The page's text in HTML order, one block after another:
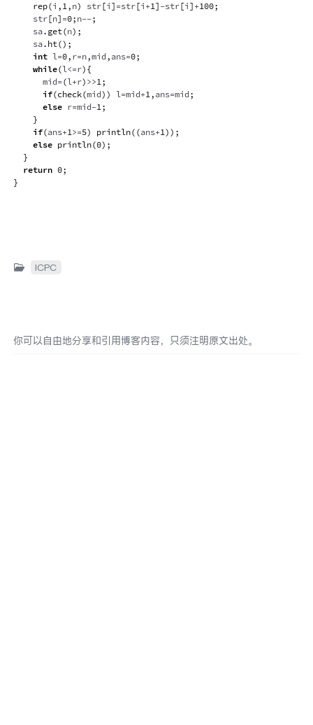
rep(i , 1, n) str[i ] =str[i +1] -str[i ] +100;
		str
[n] =0; n--;
		sa
. get(n) ;
		sa
. ht() ;
int l=0, r=n,mid, ans=0;
while(l<=r) {
			mid
=(l+r) >>1;
if(check(mid) ) l=mid+1, ans=mid;
else r=mid-1;
}
if(ans+1>=5) println( (ans+1) ) ;
else println(0) ;
}
return 0;
}
ICPC
你可以自由地分享和引用博客内容，只须注明原文出处。